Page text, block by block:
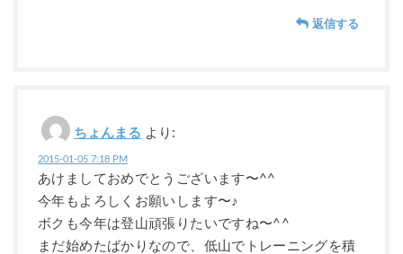
返信する
ちょんまる より:
2015-01-05 7:18 PM
あけましておめでとうございます〜^^
今年もよろしくお願いします〜♪
ボクも今年は登山頑張りたいですね〜^^
まだ始めたばかりなので、低山でトレーニングを積